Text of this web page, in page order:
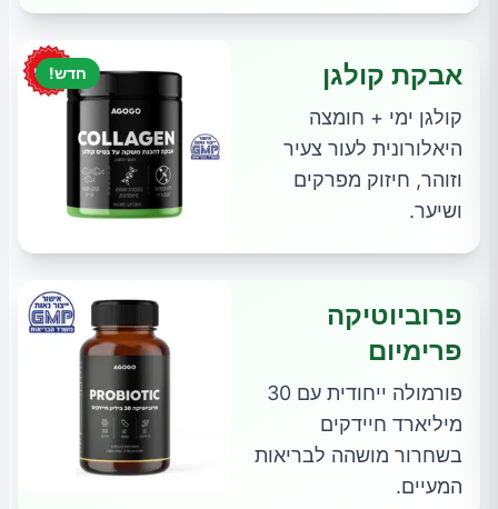
חדש! אבקת קולגן
קולגן ימי + חומצה
היאלורונית לעור צעיר
וזוהר, חיזוק מפרקים
ושיער.
פרוביוטיקה
פרימיום
פורמולה ייחודית עם 30
מיליארד חיידקים
בשחרור מושהה לבריאות
המעיים.